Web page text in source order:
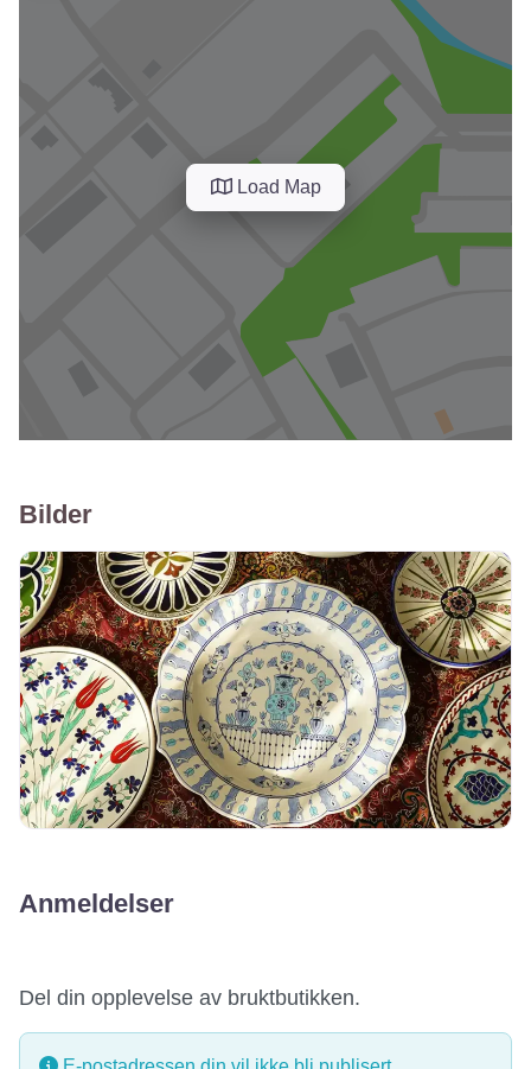
Load Map
Bilder
Anmeldelser
Del din opplevelse av bruktbutikken.